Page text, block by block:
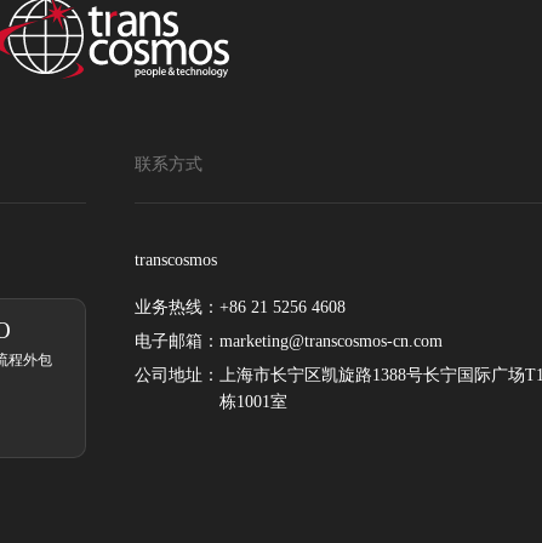
程外包
联系方式
transcosmos
业务热线： +86 21 5256 4608
电子邮箱： marketing@transcosmos-cn.com
公司地址：
上海市长宁区凯旋路1388号长宁国际广场T1
栋1001室